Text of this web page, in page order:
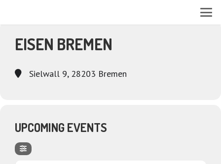
EISEN BREMEN
Sielwall 9, 28203 Bremen
UPCOMING EVENTS